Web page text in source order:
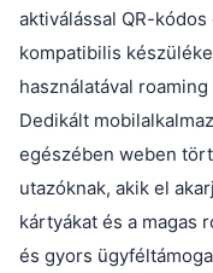
aktiválással QR-
kompatibilis
használatával
Dedikált
egészében weben
utazóknak, akik el
kártyákat és a magas
és gyors